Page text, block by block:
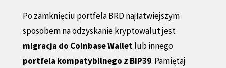
Po zamknięciu portfela BRD najłatwiejszym
sposobem na odzyskanie kryptowalut jest
migracja do Coinbase Walletlub innego
portfela kompatybilnego z BIP39. Pamiętaj